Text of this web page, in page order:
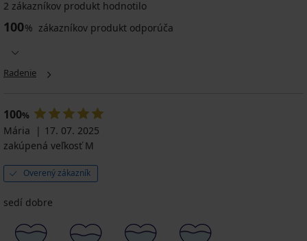
diel
Elsa
€
39,99
diel
Glitter
37,99
€
kód
ALL25
diel
Breeze
28,99
€
kód
ALL25
diel
Splash
32,99
diel
plaviek
Nia
21,74
ALL25
2 zákazníkov produkt hodnotilo
100% zákazníkov produkt odporúča
Radenie
100%
Mária
17. 07. 2025
zakúpená veľkosť M
Overený zákazník
sedí dobre